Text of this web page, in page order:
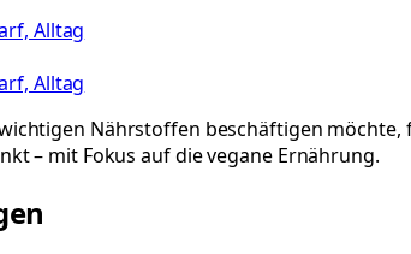
Alltag
Alltag
Nährstoffen beschäftigen möchte,
– mit Fokus auf die vegane Ernährung.